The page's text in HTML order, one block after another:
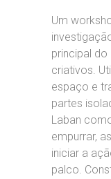
Um
principal
criativos.
espaço e
partes
Laban
empurrar,
iniciar a
palco.